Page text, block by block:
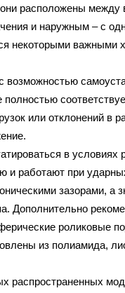
расположены между
и наружным – с
некоторыми важными
или отклонений в
в
и работают при
зазорами, а
Дополнительно
роликовые
из полиамида,
распространенных